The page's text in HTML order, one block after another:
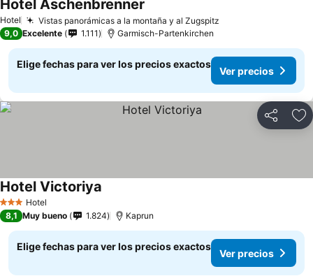
Hotel Vistas panorámicas a la montaña y al Zugspitz
Hotel Aschenbrenner
9,0 Excelente 1.111 Garmisch-Partenkirchen
Elige fechas para ver los precios exactos
Ver precios
Compartir
3 Estrellas
Hotel
Hotel Victoriya
8,1 Muy bueno 1.824 Kaprun
Elige fechas para ver los precios exactos
Ver precios